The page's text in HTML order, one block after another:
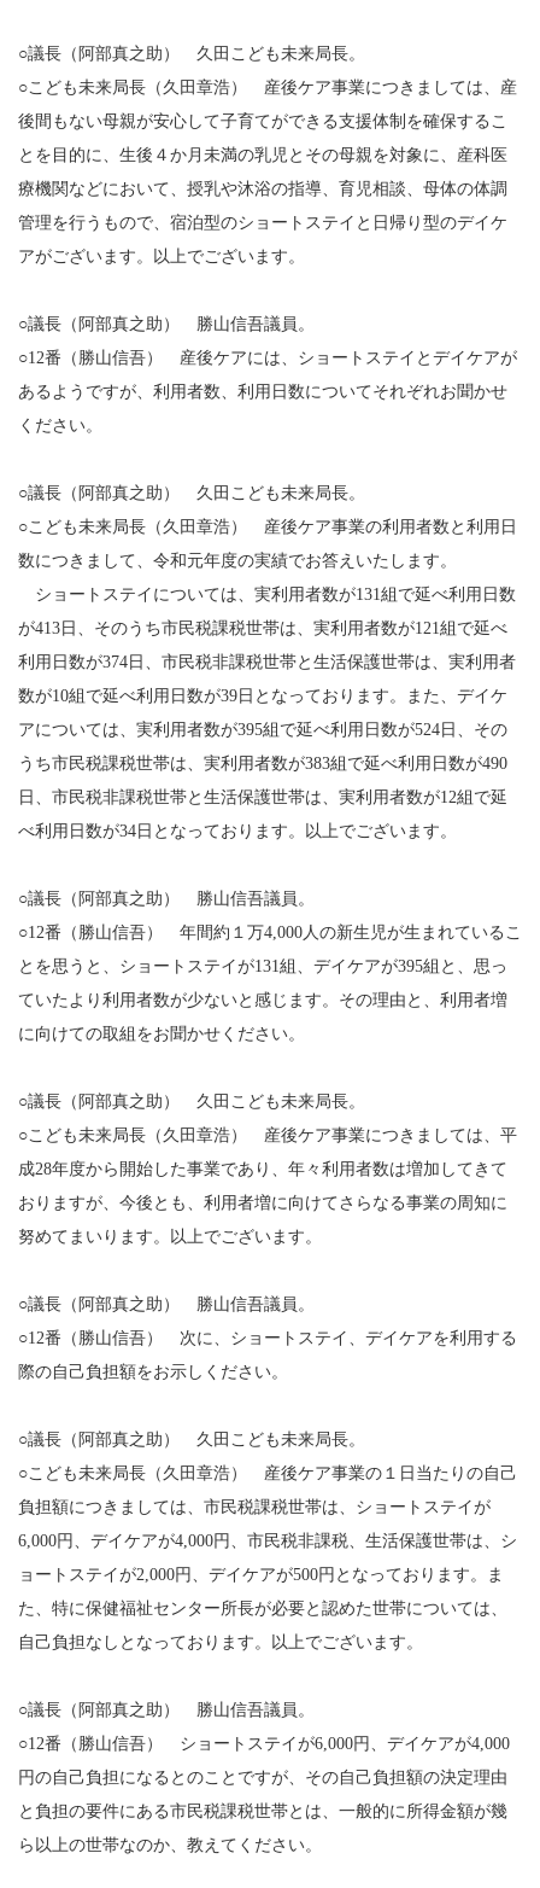
○議長（阿部真之助） 久田こども未来局長。
○こども未来局長（久田章浩） 産後ケア事業につきましては、産
後間もない母親が安心して子育てができる支援体制を確保するこ
とを目的に、生後４か月未満の乳児とその母親を対象に、産科医
療機関などにおいて、授乳や沐浴の指導、育児相談、母体の体調
管理を行うもので、宿泊型のショートステイと日帰り型のデイケ
アがございます。以上でございます。
○議長（阿部真之助） 勝山信吾議員。
○12番（勝山信吾） 産後ケアには、ショートステイとデイケアが
あるようですが、利用者数、利用日数についてそれぞれお聞かせ
ください。
○議長（阿部真之助） 久田こども未来局長。
○こども未来局長（久田章浩） 産後ケア事業の利用者数と利用日
数につきまして、令和元年度の実績でお答えいたします。
ショートステイについては、実利用者数が131組で延べ利用日数
が413日、そのうち市民税課税世帯は、実利用者数が121組で延べ
利用日数が374日、市民税非課税世帯と生活保護世帯は、実利用者
数が10組で延べ利用日数が39日となっております。また、デイケ
アについては、実利用者数が395組で延べ利用日数が524日、その
うち市民税課税世帯は、実利用者数が383組で延べ利用日数が490
日、市民税非課税世帯と生活保護世帯は、実利用者数が12組で延
べ利用日数が34日となっております。以上でございます。
○議長（阿部真之助） 勝山信吾議員。
○12番（勝山信吾） 年間約１万4,000人の新生児が生まれているこ
とを思うと、ショートステイが131組、デイケアが395組と、思っ
ていたより利用者数が少ないと感じます。その理由と、利用者増
に向けての取組をお聞かせください。
○議長（阿部真之助） 久田こども未来局長。
○こども未来局長（久田章浩） 産後ケア事業につきましては、平
成28年度から開始した事業であり、年々利用者数は増加してきて
おりますが、今後とも、利用者増に向けてさらなる事業の周知に
努めてまいります。以上でございます。
○議長（阿部真之助） 勝山信吾議員。
○12番（勝山信吾） 次に、ショートステイ、デイケアを利用する
際の自己負担額をお示しください。
○議長（阿部真之助） 久田こども未来局長。
○こども未来局長（久田章浩） 産後ケア事業の１日当たりの自己
負担額につきましては、市民税課税世帯は、ショートステイが
6,000円、デイケアが4,000円、市民税非課税、生活保護世帯は、シ
ョートステイが2,000円、デイケアが500円となっております。ま
た、特に保健福祉センター所長が必要と認めた世帯については、
自己負担なしとなっております。以上でございます。
○議長（阿部真之助） 勝山信吾議員。
○12番（勝山信吾） ショートステイが6,000円、デイケアが4,000
円の自己負担になるとのことですが、その自己負担額の決定理由
と負担の要件にある市民税課税世帯とは、一般的に所得金額が幾
ら以上の世帯なのか、教えてください。